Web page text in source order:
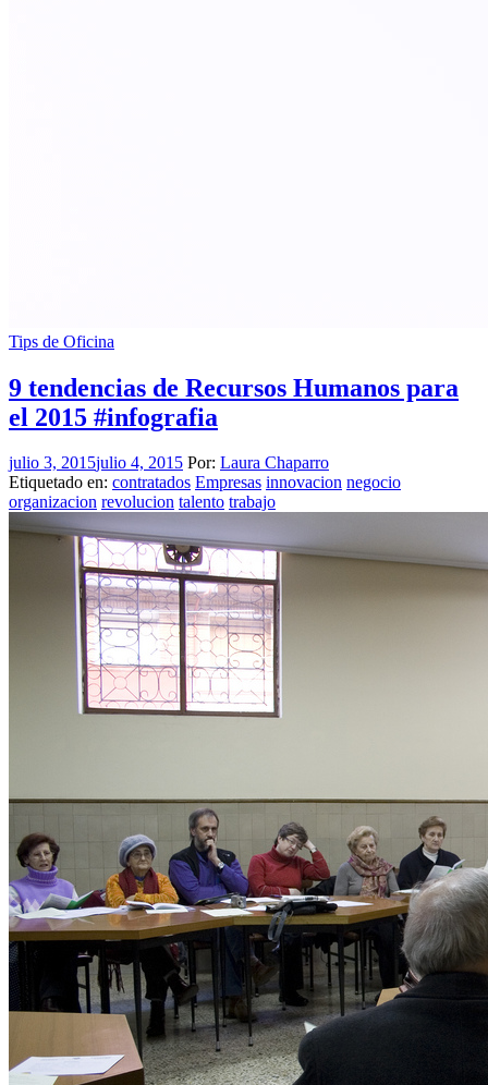
Tips de Oficina
9 tendencias de Recursos Humanos para
el 2015 #infografia
julio 3, 2015julio 4, 2015 Por: Laura Chaparro
Etiquetado en: contratados Empresas innovacion negocio
organizacion revolucion talento trabajo